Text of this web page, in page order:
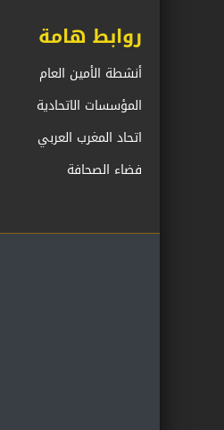
روابط هامة
أنشطة الأمين العام
المؤسسات الاتحادية
اتحاد المغرب العربي
فضاء الصحافة